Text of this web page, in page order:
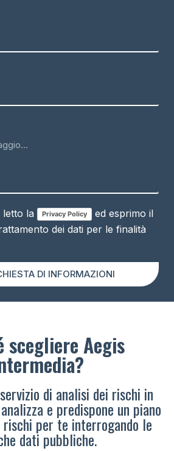
letto la Privacy Policy
ed esprimo il
dei dati per le finalità
DI INFORMAZIONI
scegliere Aegis
di analisi dei rischi in
e predispone un piano
per te interrogando le
dati pubbliche.